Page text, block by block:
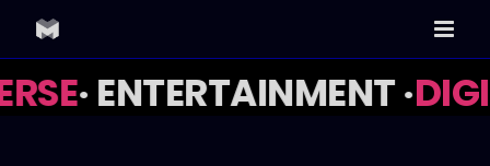
content
· ENTERTAINMENT ·